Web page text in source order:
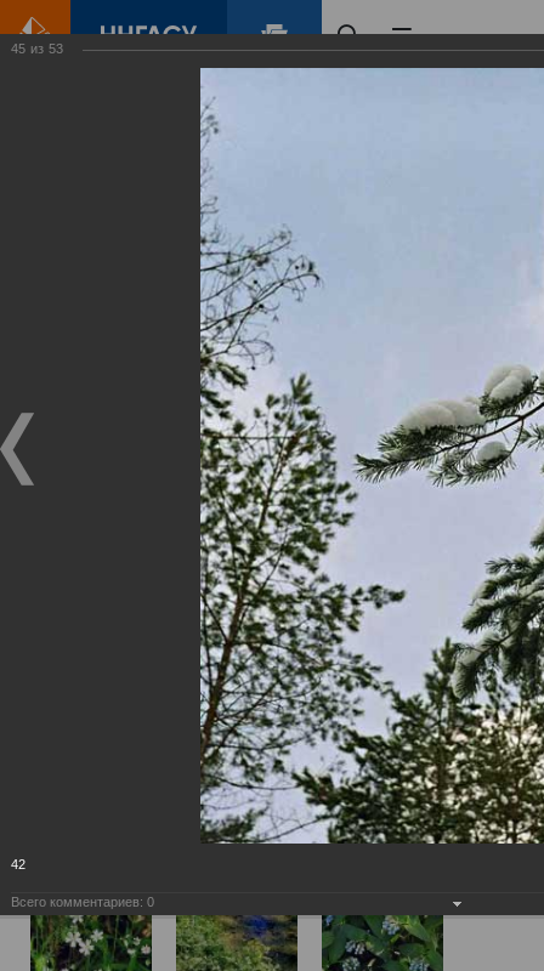
Зеленый Город
Виртуальные
выставки
(фотоальбомы)
45 из 53
42
Всего комментариев: 0